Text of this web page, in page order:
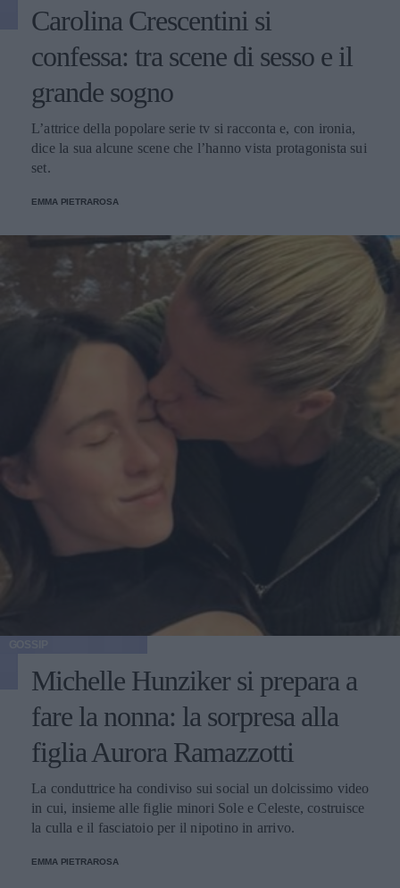
Carolina Crescentini si
confessa: tra scene di sesso e il
grande sogno
L’attrice della popolare serie tv si racconta e, con ironia,
dice la sua alcune scene che l’hanno vista protagonista sui
set.
EMMA PIETRAROSA
Michelle Hunziker si prepara a
fare la nonna: la sorpresa alla
figlia Aurora Ramazzotti
La conduttrice ha condiviso sui social un dolcissimo video
in cui, insieme alle figlie minori Sole e Celeste, costruisce
la culla e il fasciatoio per il nipotino in arrivo.
EMMA PIETRAROSA